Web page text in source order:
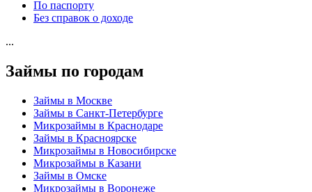
По паспорту
Без справок о доходе
...
Займы по городам
Займы в Москве
Займы в Санкт-Петербурге
Микрозаймы в Краснодаре
Займы в Красноярске
Микрозаймы в Новосибирске
Микрозаймы в Казани
Займы в Омске
Микрозаймы в Воронеже